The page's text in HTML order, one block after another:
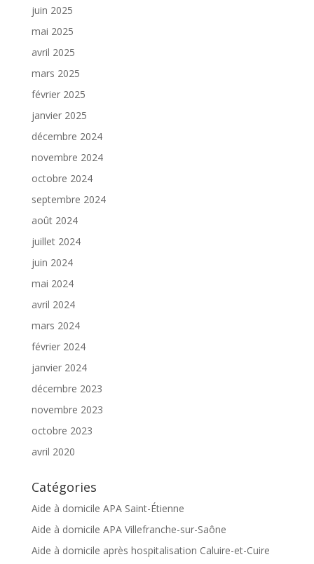
juin 2025
mai 2025
avril 2025
mars 2025
février 2025
janvier 2025
décembre 2024
novembre 2024
octobre 2024
septembre 2024
août 2024
juillet 2024
juin 2024
mai 2024
avril 2024
mars 2024
février 2024
janvier 2024
décembre 2023
novembre 2023
octobre 2023
avril 2020
Catégories
Aide à domicile APA Saint-Étienne
Aide à domicile APA Villefranche-sur-Saône
Aide à domicile après hospitalisation Caluire-et-Cuire